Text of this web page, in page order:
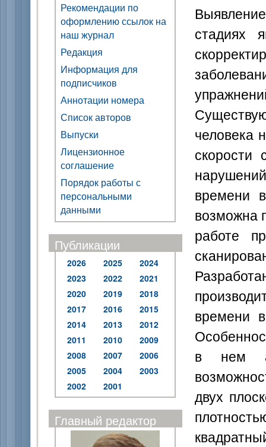
Рекомендации по
оформлению ссылок на
наш журнал
Редакция
Информация для
подписчиков
Аннотации номера
Список авторов
Выпуски
Лицензионное
соглашение
Порядок работы с
персональными
данными
Публикации
2026 2025
2024
2023
2022
2021
2020
2019
2018
2017
2016
2015
2014
2013
2012
2011
2010
2009
2008
2007
2006
2005
2004
2003
2002
2001
Главный редактор
стадиях
человека
скорости
времени
возможна
работе
времени
в нем
двух